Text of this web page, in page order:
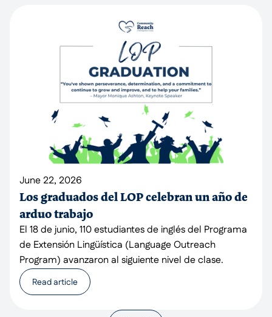
June 22, 2026
Los graduados del LOP celebran un año de
arduo trabajo
El 18 de junio, 110 estudiantes de inglés del Programa
de Extensión Lingüística (Language Outreach
Program) avanzaron al siguiente nivel de clase.
Read article